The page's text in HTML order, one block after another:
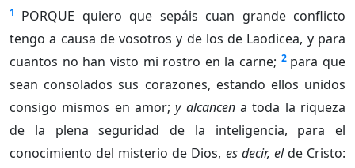
1
PORQUE quiero que sepáis cuan grande conflicto
tengo a causa de vosotros y de los de Laodicea, y para
cuantos no han visto mi rostro en la carne; 2 para que
sean consolados sus corazones, estando ellos unidos
consigo mismos en amor;y alcancena toda la riqueza
de la plena seguridad de la inteligencia, para el
conocimiento del misterio de Dios, es decir, elde Cristo: